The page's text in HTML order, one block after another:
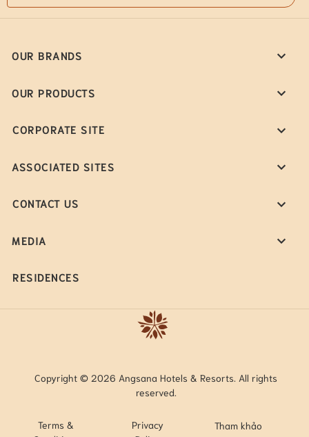
OUR BRANDS
OUR PRODUCTS
CORPORATE SITE
ASSOCIATED SITES
CONTACT US
MEDIA
RESIDENCES
Copyright © 2026 Angsana Hotels & Resorts. All rights
reserved.
Terms &
Privacy
Tham khảo